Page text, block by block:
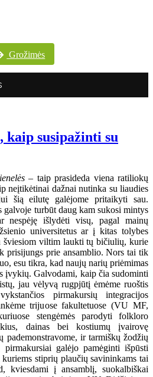
Grožimės
kaip susipažinti su
– taip prasideda viena ratiliokų
neįtikėtinai dažnai nutinka su liaudies
šią eilutę galėjome pritaikyti sau.
galvoje turbūt daug kam sukosi mintys
nespėję išlydėti visų, pagal mainų
universitetus ar į kitas tolybes
šviesiom viltim laukti tų bičiulių, kurie
prisijungs prie ansamblio. Nors tai tik
esu tikra, kad naujų narių priėmimas
įvykių. Galvodami, kaip čia sudominti
jau vėlyvą rugpjūtį ėmėme ruoštis
pirmakursių integracijos
trijuose fakultetuose (VU MF,
stengėmės parodyti folkloro
dainas bei kostiumų įvairovę
pademonstravome, ir tarmiškų žodžių
pirmakursiai galėjo pamėginti išpūsti
stiprių plaučių savininkams tai
kviesdami į ansamblį, suokalbiškai